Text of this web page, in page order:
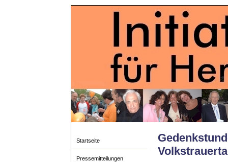
Startseite
Pressemitteilungen